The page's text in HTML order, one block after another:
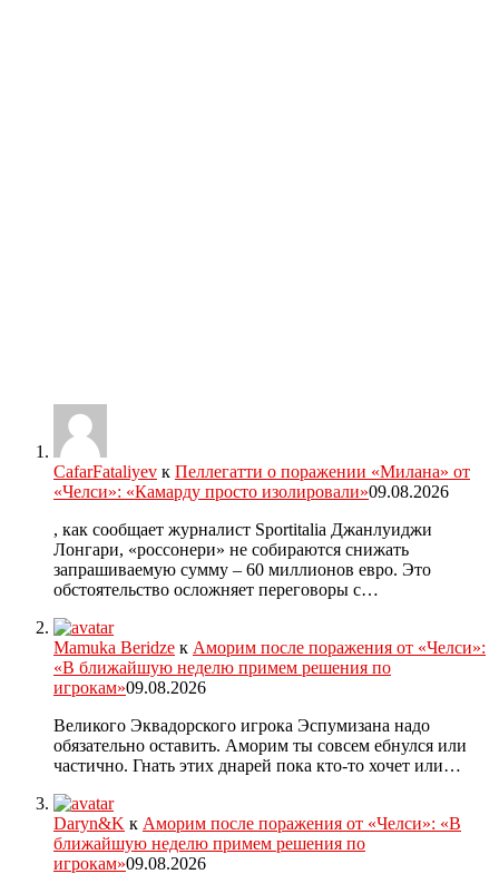
CafarFataliyev к Пеллегатти о поражении «Милана» от
«Челси»: «Камарду просто изолировали»09.08.2026
, как сообщает журналист Sportitalia Джанлуиджи
Лонгари, «россонери» не собираются снижать
запрашиваемую сумму – 60 миллионов евро. Это
обстоятельство осложняет переговоры с…
Mamuka Beridze к Аморим после поражения от «Челси»:
«В ближайшую неделю примем решения по
игрокам»09.08.2026
Великого Эквадорского игрока Эспумизана надо
обязательно оставить. Аморим ты совсем ебнулся или
частично. Гнать этих днарей пока кто-то хочет или…
Daryn&K к Аморим после поражения от «Челси»: «В
ближайшую неделю примем решения по
игрокам»09.08.2026